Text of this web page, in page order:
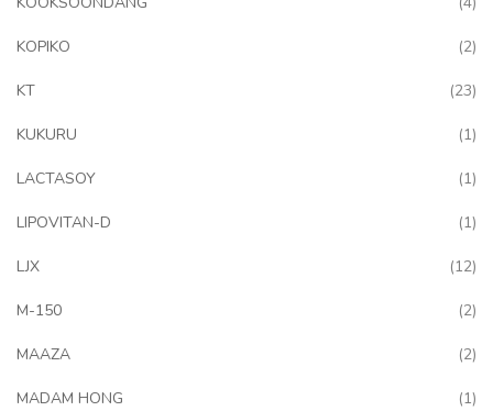
KOPIKO 2
KT 23
KUKURU 1
LACTASOY 1
LIPOVITAN-D 1
LJX 12
M-150 2
MAAZA 2
MADAM HONG 1